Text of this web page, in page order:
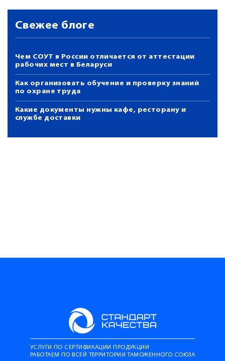
Свежее блоге
Чем СОУТ в России отличается от аттестации
рабочих мест в Беларуси
Как организовать обучение и проверку знаний
по охране труда
Какие документы нужны кафе, ресторану и
службе доставки
УСЛУГИ ПО СЕРТИФИКАЦИИ ПРОДУКЦИИ
РАБОТАЕМ ПО ВСЕЙ ТЕРРИТОРИИ ТАМОЖЕННОГО СОЮЗА